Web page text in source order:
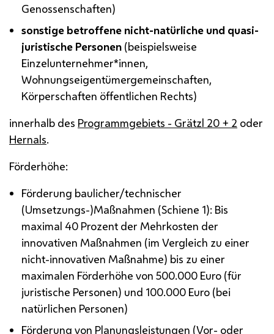
Genossenschaften)
sonstige betroffene nicht-natürliche und quasi-
juristische Personen (beispielsweise
Einzelunternehmer*innen,
Wohnungseigentümergemeinschaften,
Körperschaften öffentlichen Rechts)
innerhalb des Programmgebiets - Grätzl 20 + 2 oder
Hernals.
Förderhöhe:
Förderung baulicher/technischer
(Umsetzungs-)Maßnahmen (Schiene 1): Bis
maximal 40 Prozent der Mehrkosten der
innovativen Maßnahmen (im Vergleich zu einer
nicht-innovativen Maßnahme) bis zu einer
maximalen Förderhöhe von 500.000 Euro (für
juristische Personen) und 100.000 Euro (bei
natürlichen Personen)
Förderung von Planungsleistungen (Vor- oder